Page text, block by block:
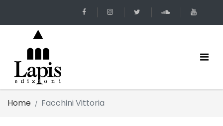
Home Facchini Vittoria